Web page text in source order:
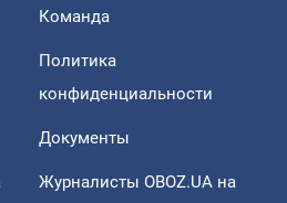
Команда
Политика
конфиденциальности
Документы
Журналисты OBOZ.UA на